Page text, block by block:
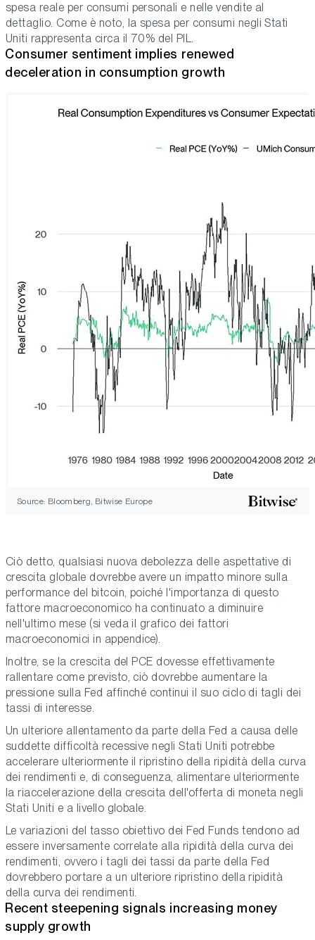
spesa reale per consumi personali e nelle vendite al
dettaglio. Come è noto, la spesa per consumi negli Stati
Uniti rappresenta circa il 70% del PIL.
Consumer sentiment implies renewed
deceleration in consumption growth
Source: Bloomberg, Bitwise Europe
Ciò detto, qualsiasi nuova debolezza delle aspettative di
crescita globale dovrebbe avere un impatto minore sulla
performance del bitcoin, poiché l'importanza di questo
fattore macroeconomico ha continuato a diminuire
nell'ultimo mese (si veda il grafico dei fattori
macroeconomici in appendice).
Inoltre, se la crescita del PCE dovesse effettivamente
rallentare come previsto, ciò dovrebbe aumentare la
pressione sulla Fed affinché continui il suo ciclo di tagli dei
tassi di interesse.
Un ulteriore allentamento da parte della Fed a causa delle
suddette difficoltà recessive negli Stati Uniti potrebbe
accelerare ulteriormente il ripristino della ripidità della curva
dei rendimenti e, di conseguenza, alimentare ulteriormente
la riaccelerazione della crescita dell'offerta di moneta negli
Stati Uniti e a livello globale.
Le variazioni del tasso obiettivo dei Fed Funds tendono ad
essere inversamente correlate alla ripidità della curva dei
rendimenti, ovvero i tagli dei tassi da parte della Fed
dovrebbero portare a un ulteriore ripristino della ripidità
della curva dei rendimenti.
Recent steepening signals increasing money
supply growth